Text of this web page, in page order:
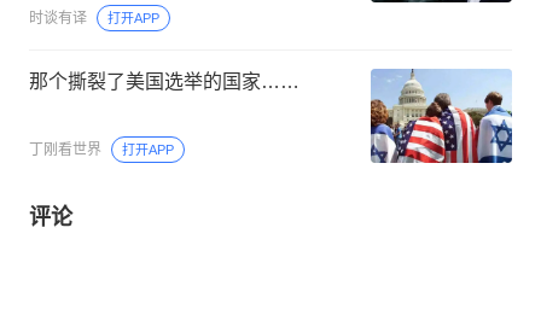
时谈有译 打开APP
那个撕裂了美国选举的国家……
丁刚看世界 打开APP
评论